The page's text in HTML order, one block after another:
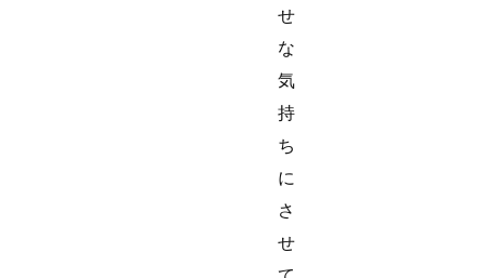
せ
な
気
持
ち
に
さ
せ